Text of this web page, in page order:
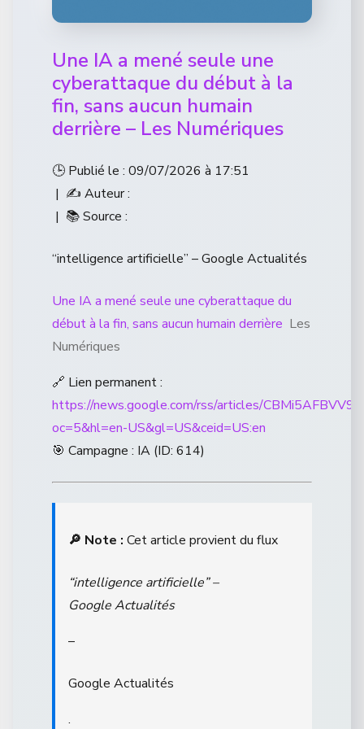
Une IA a mené seule une
cyberattaque du début à la
fin, sans aucun humain
derrière – Les Numériques
🕒 Publié le : 09/07/2026 à 17:51
| ✍️ Auteur :
| 📚 Source :
“intelligence artificielle” – Google Actualités
Une IA a mené seule une cyberattaque du
début à la fin, sans aucun humain derrière Les
Numériques
🔗 Lien permanent :
https://news.google.com/rss/articles/
oc=5&hl=en-US&gl=US&ceid=US:en
🎯 Campagne : IA (ID: 614)
🔎 Note : Cet article provient du flux
“intelligence artificielle” –
Google Actualités
–
Google Actualités
.